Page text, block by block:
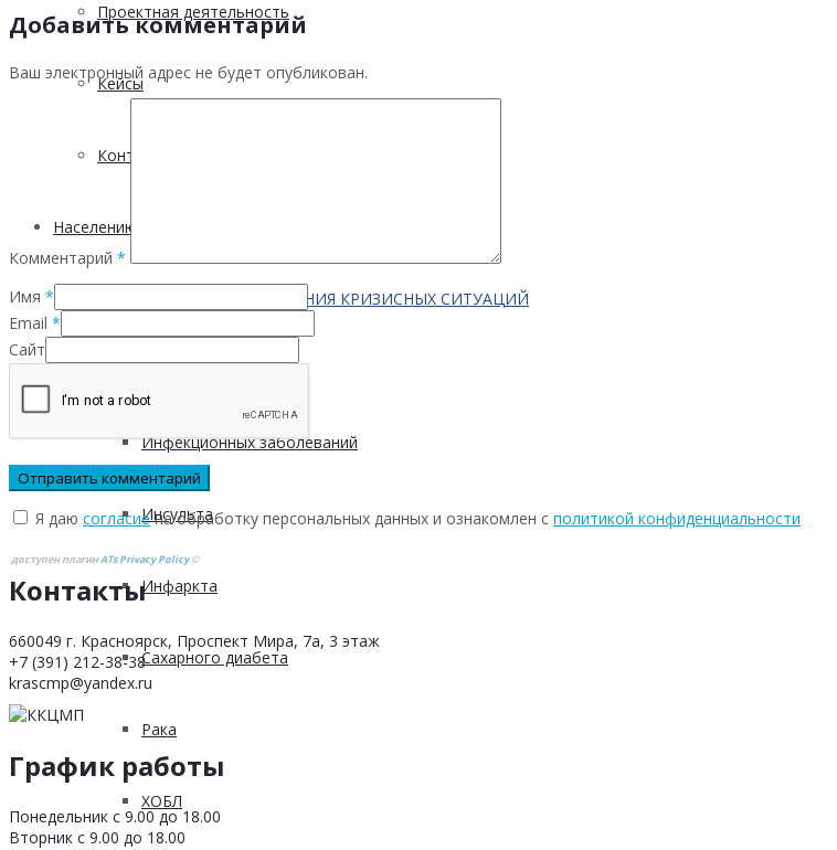
Проектная деятельность
Кейсы
Контактная информация
Населению
ПО ВОПРОСАМ ПРЕОДОЛЕНИЯ КРИЗИСНЫХ СИТУАЦИЙ
Профилактика
Инфекционных заболеваний
Инсульта
Инфаркта
Сахарного диабета
Рака
ХОБЛ
Добавить комментарий
Ваш электронный адрес не будет опубликован.
Комментарий *
Имя *
Email *
Сайт
Я даю согласиена обработку персональных данных и ознакомлен с политикой конфиденциальности
доступен плагинATs Privacy Policy©
Контакты
660049 г. Красноярск, Проспект Мира, 7а, 3 этаж
+7 (391) 212-38-38
krascmp@yandex.ru
График работы
Понедельник с 9.00 до 18.00
Вторник с 9.00 до 18.00